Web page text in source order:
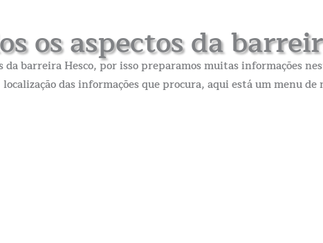
os aspectos da
da barreira Hesco, por isso preparamos muitas informações
localização das informações que procura, aqui está um menu de